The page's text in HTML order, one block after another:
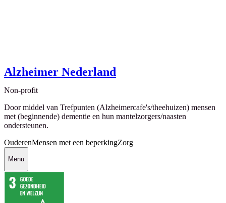
Alzheimer Nederland
Non-profit
Door middel van Trefpunten (Alzheimercafe's/theehuizen) mensen
met (beginnende) dementie en hun mantelzorgers/naasten
ondersteunen.
OuderenMensen met een beperkingZorg
Menu